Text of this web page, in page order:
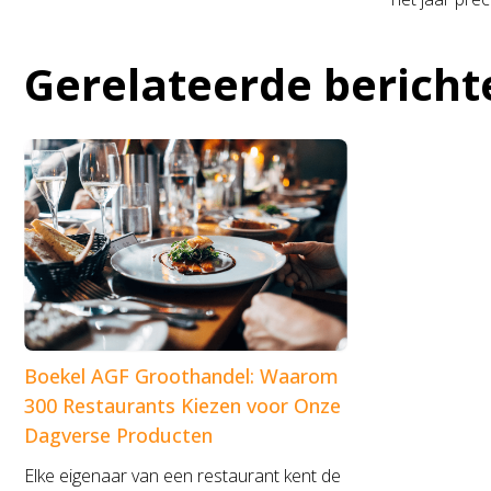
Gerelateerde
Boekel AGF Groothandel: Waarom
300 Restaurants Kiezen voor Onze
Dagverse Producten
Elke eigenaar van een restaurant kent de